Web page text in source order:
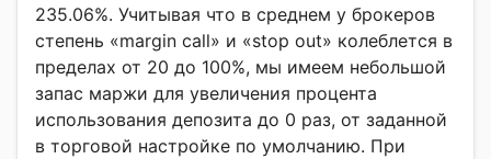
235.06%. Учитывая что в среднем у брокеров
степень «margin call» и «stop out» колеблется в
пределах от 20 до 100%, мы имеем небольшой
запас маржи для увеличения процента
использования депозита до 0 раз, от заданной
в торговой настройке по умолчанию. При